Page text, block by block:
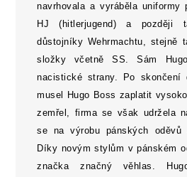
navrhovala a vyráběla uniformy
HJ ( hitlerjugend) a později
důstojníky Wehrmachtu, stejně
složky včetněSS. Sám
nacistické strany. Po skončení
musel Hugo Boss zaplatit
zemřel, firma se však udržela
se na výrobu pánských oděvů
Díky novým stylům v pánském
značka značný věhlas.